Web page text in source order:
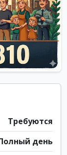
Требуются
день